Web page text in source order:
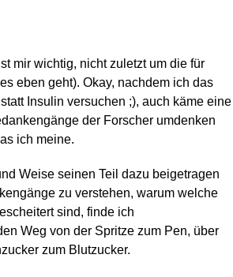
mir wichtig, nicht zuletzt um die für
eben geht). Okay, nachdem ich das
Insulin versuchen ;), auch käme eine
der Forscher umdenken
ich meine.
Weise seinen Teil dazu beigetragen
zu verstehen, warum welche
sind, finde ich
Weg von der Spritze zum Pen, über
zum Blutzucker.